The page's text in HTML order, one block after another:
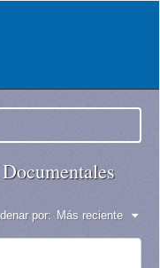
por: Más reciente